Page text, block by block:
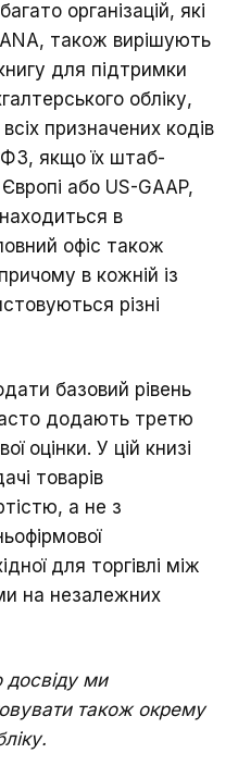
організацій, які
також вирішують
для підтримки
обліку,
призначених кодів
якщо їх штаб-
або US-GAAP,
в
офіс також
в кожній із
різні
базовий рівень
додають третю
оцінки. У цій книзі
товарів
а не з
для торгівлі між
на незалежних
досвіду ми
також окрему